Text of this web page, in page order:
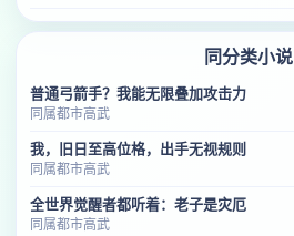
同分类小说
普通弓箭手？我能无限叠加攻击力
同属都市高武
我，旧日至高位格，出手无视规则
同属都市高武
全世界觉醒者都听着：老子是灾厄
同属都市高武